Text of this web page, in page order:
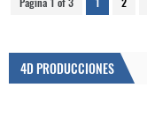
4D PRODUCCIONES